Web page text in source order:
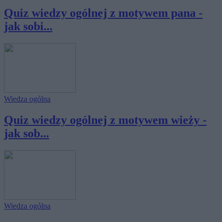
Quiz wiedzy ogólnej z motywem pana -
jak sobi...
Wiedza ogólna
Quiz wiedzy ogólnej z motywem wieży -
jak sob...
Wiedza ogólna